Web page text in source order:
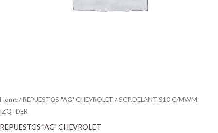
Home/REPUESTOS "AG" CHEVROLET / SOP.DELANT.S10 C/MWM
IZQ=DER
REPUESTOS "AG" CHEVROLET